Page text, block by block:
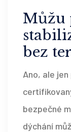
Můžu
bez
Ano, ale
bezpečné
dýchání